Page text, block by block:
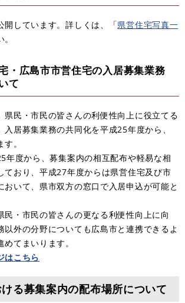
開しています。詳しくは、「県営住宅写真一
・広島市市営住宅の入居募集業務
て
県民・市民の皆さんの利便性向上に役立てる
入居募集業務の共同化を平成25年度から、
。
年度から、募集案内の相互配布や軽易な相
ており、平成27年度からは県営住宅及び市
おいて、県市双方の窓口で入居申込が可能と
民・市民の皆さんの更なる利便性向上に向
以外の分野についても広島市と連携できるよ
てまいります。
はこちら
る募集案内の配布場所について